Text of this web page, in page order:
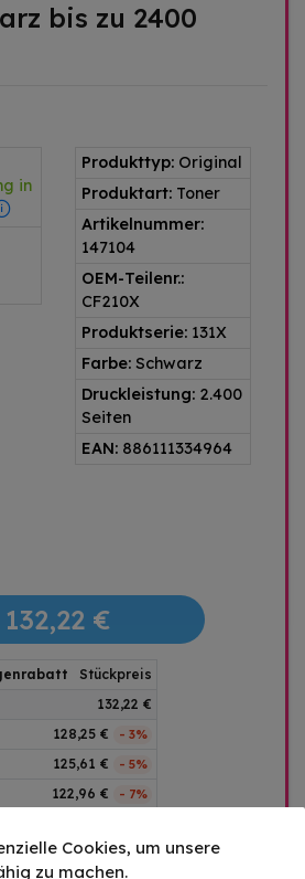
bis zu 2400
in
Produkttyp: Original
Produktart: Toner
Artikelnummer:
147104
OEM-Teilenr.:
CF210X
Produktserie: 131X
Farbe: Schwarz
Druckleistung: 2.400
Seiten
EAN: 886111334964
132,22 €
Stückpreis
132,22 €
128,25 € - 3%
125,61 € - 5%
122,96 € - 7%
Cookies, um unsere
zu machen.